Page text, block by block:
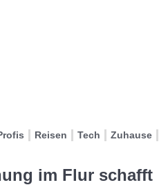
Reisen Tech Zuhause
im Flur schafft